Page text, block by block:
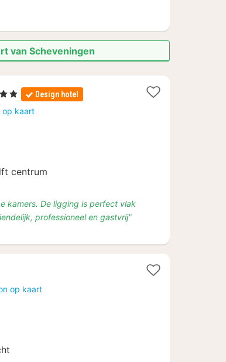
van Scheveningen
Design hotel
op kaart
centrum
kamers. De ligging is perfect vlak
professioneel en gastvrij"
op kaart